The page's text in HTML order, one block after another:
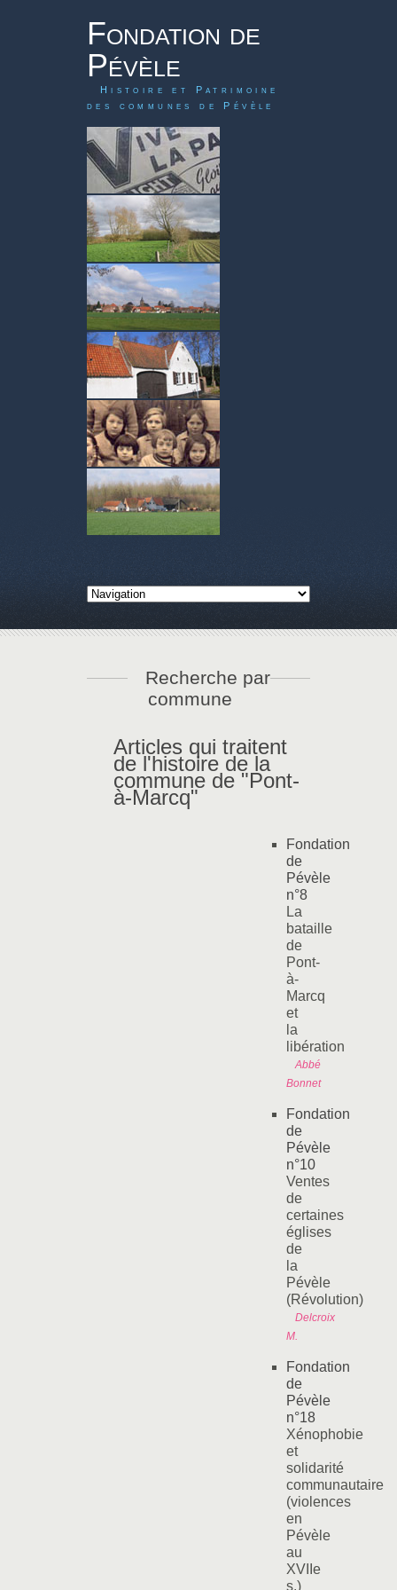
Fondation de
Pévèle
Histoire et Patrimoine
des communes de Pévèle
Recherche par
commune
Articles qui traitent
de l'histoire de la
commune de "Pont-
à-Marcq"
Fondation
de
Pévèle
n°8
La
bataille
de
Pont-
à-
Marcq
et
la
libération
Abbé
Bonnet
Fondation
de
Pévèle
n°10
Ventes
de
certaines
églises
de
la
Pévèle
(Révolution)
Delcroix
M.
Fondation
de
Pévèle
n°18
Xénophobie
et
solidarité
communautaire
(violences
en
Pévèle
au
XVIIe
s.)